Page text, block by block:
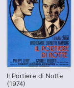
Il Portiere di Notte
(1974)